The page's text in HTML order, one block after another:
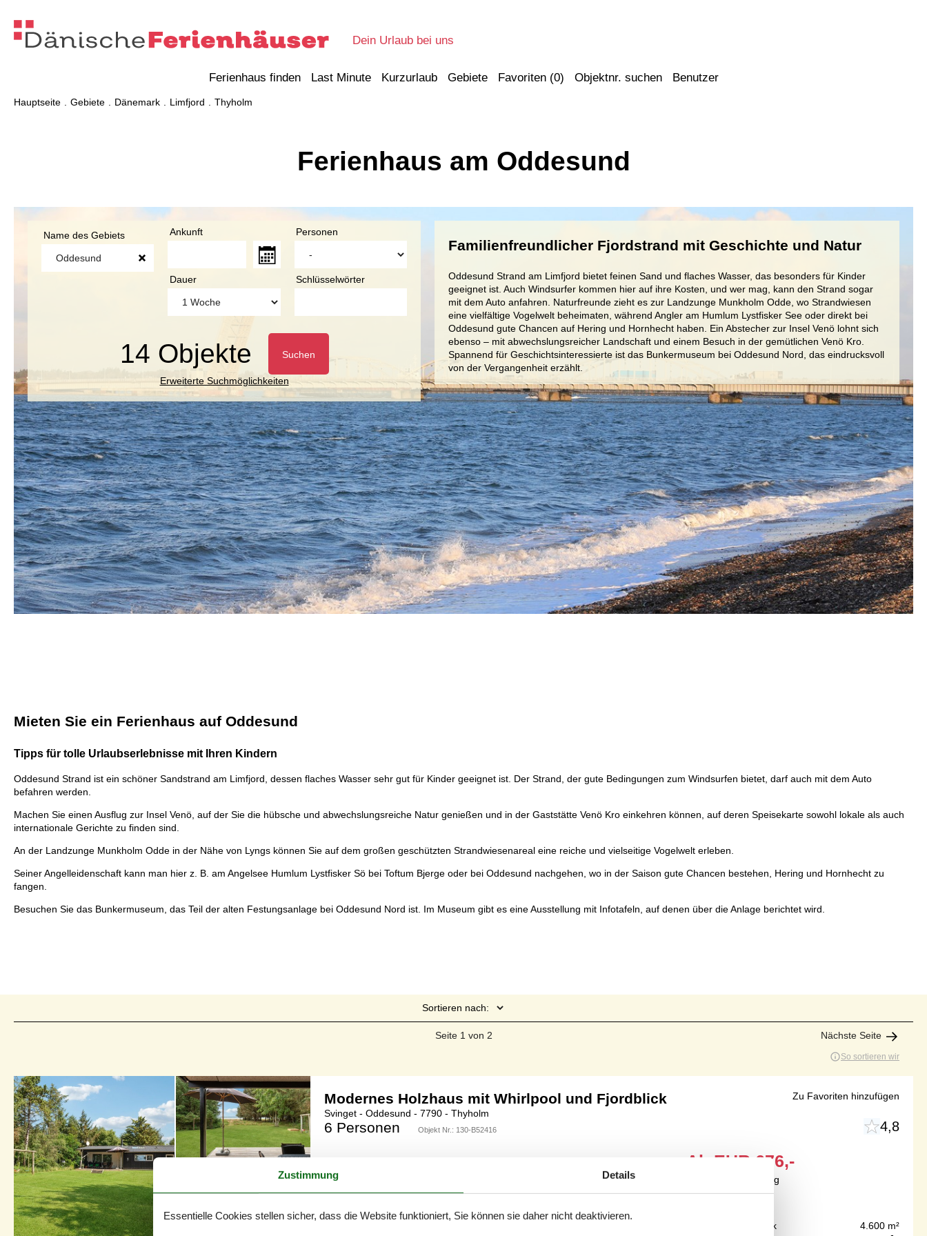
Dein Urlaub bei uns
Ferienhaus finden Last Minute Kurzurlaub Gebiete Favoriten (0) Objektnr. suchen Benutzer
Hauptseite Gebiete Dänemark Limfjord Thyholm
Ferienhaus am Oddesund
Familienfreundlicher Fjordstrand mit Geschichte und Natur
Oddesund Strand am Limfjord bietet feinen Sand und flaches Wasser, das besonders für Kinder
geeignet ist. Auch Windsurfer kommen hier auf ihre Kosten, und wer mag, kann den Strand sogar
mit dem Auto anfahren. Naturfreunde zieht es zur Landzunge Munkholm Odde, wo Strandwiesen
eine vielfältige Vogelwelt beheimaten, während Angler am Humlum Lystfisker See oder direkt bei
Oddesund gute Chancen auf Hering und Hornhecht haben. Ein Abstecher zur Insel Venö lohnt sich
ebenso – mit abwechslungsreicher Landschaft und einem Besuch in der gemütlichen Venö Kro.
Spannend für Geschichtsinteressierte ist das Bunkermuseum bei Oddesund Nord, das eindrucksvoll
von der Vergangenheit erzählt.
Name des Gebiets Ankunft
Dauer
Personen
Schlüsselwörter
14 Objekte Suchen
Erweiterte Suchmöglichkeiten
Mieten Sie ein Ferienhaus auf Oddesund
Tipps für tolle Urlaubserlebnisse mit Ihren Kindern
Oddesund Strand ist ein schöner Sandstrand am Limfjord, dessen flaches Wasser sehr gut für Kinder geeignet ist. Der Strand, der gute Bedingungen zum Windsurfen bietet, darf auch mit dem Auto
befahren werden.
Machen Sie einen Ausflug zur Insel Venö, auf der Sie die hübsche und abwechslungsreiche Natur genießen und in der Gaststätte Venö Kro einkehren können, auf deren Speisekarte sowohl lokale als auch
internationale Gerichte zu finden sind.
An der Landzunge Munkholm Odde in der Nähe von Lyngs können Sie auf dem großen geschützten Strandwiesenareal eine reiche und vielseitige Vogelwelt erleben.
Seiner Angelleidenschaft kann man hier z. B. am Angelsee Humlum Lystfisker Sö bei Toftum Bjerge oder bei Oddesund nachgehen, wo in der Saison gute Chancen bestehen, Hering und Hornhecht zu
fangen.
Besuchen Sie das Bunkermuseum, das Teil der alten Festungsanlage bei Oddesund Nord ist. Im Museum gibt es eine Ausstellung mit Infotafeln, auf denen über die Anlage berichtet wird.
Sortieren nach:
Seite 1 von 2 Nächste Seite
So sortieren wir
Modernes Holzhaus mit Whirlpool und Fjordblick
Svinget - Oddesund - 7790 - Thyholm
6 Personen Objekt Nr.: 130-B52416 4,8
Ab EUR 676,-
Inkl. Endreinigung
Grundstück
4.600 m²
Zu Favoriten hinzufügen
Zustimmung Details
Essentielle Cookies stellen sicher, dass die Website funktioniert, Sie können sie daher nicht deaktivieren.